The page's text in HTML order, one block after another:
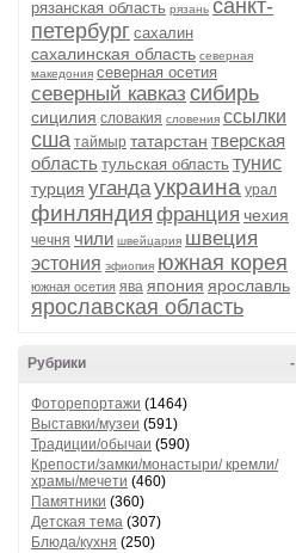
рязанская область рязань санкт-
петербург сахалин
сахалинская область северная
македония северная осетия
северный кавказ сибирь
сицилия словакия словения ссылки
сша таймыр татарстан тверская
область тульская область тунис
турция угандаукраина урал
финляндия франция чехия
чечня чили швейцария швеция
эстония эфиопия южная корея
южная осетия ява япония ярославль
ярославская область
-
Рубрики
Фоторепортажи (1464)
Выставки/музеи (591)
Традиции/обычаи (590)
Крепости/замки/монастыри/ кремли/
храмы/мечети (460)
Памятники (360)
Детская тема (307)
Блюда/кухня (250)